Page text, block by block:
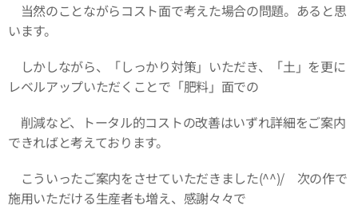
当然のことながらコスト面で考えた場合の問題。あると思
います。
しかしながら、「しっかり対策」いただき、「土」を更に
レベルアップいただくことで「肥料」面での
削減など、トータル的コストの改善はいずれ詳細をご案内
できればと考えております。
こういったご案内をさせていただきました(^^)/ 次の作で
施用いただける生産者も増え、感謝々々で